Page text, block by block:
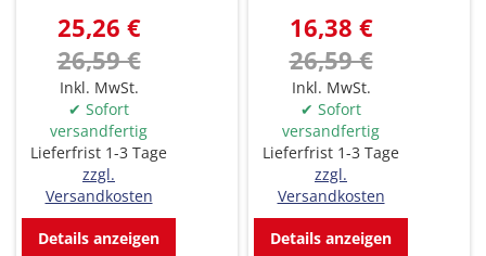
25,26 €
26,59 €
Inkl. MwSt.
✔ Sofort
versandfertig
Lieferfrist 1-3 Tage
zzgl.
Versandkosten
Details anzeigen
16,38 €
26,59 €
Inkl. MwSt.
✔ Sofort
versandfertig
Lieferfrist 1-3 Tage
zzgl.
Versandkosten
Details anzeigen